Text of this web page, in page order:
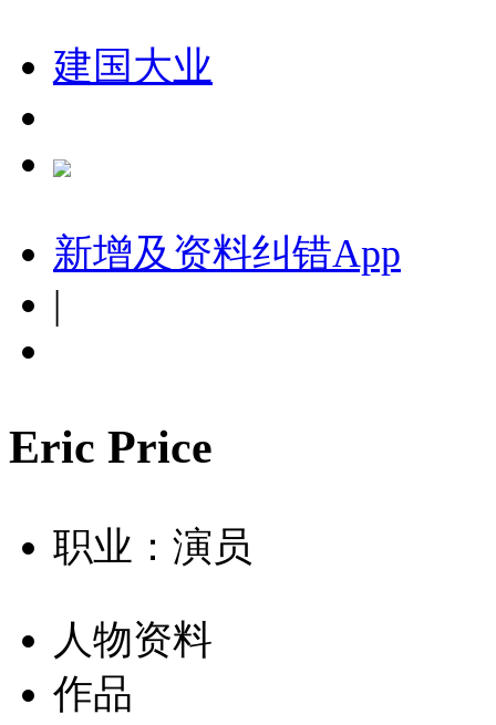
建国大业
新增及资料纠错App
|
Eric Price
职业：演员
人物资料
作品